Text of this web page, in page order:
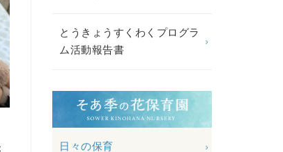
とうきょうすくわくプログラ
ム活動報告書
日々の保育